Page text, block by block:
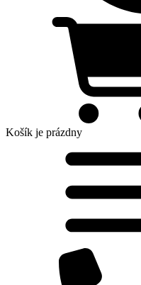
Košík je prázdny